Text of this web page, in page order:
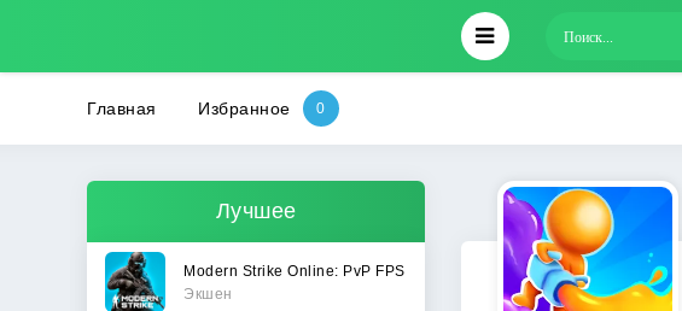
Главная Избранное
Лучшее
Modern Strike Online: PvP FPS
Экшен